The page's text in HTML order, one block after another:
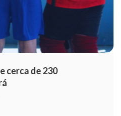
cerca de 230